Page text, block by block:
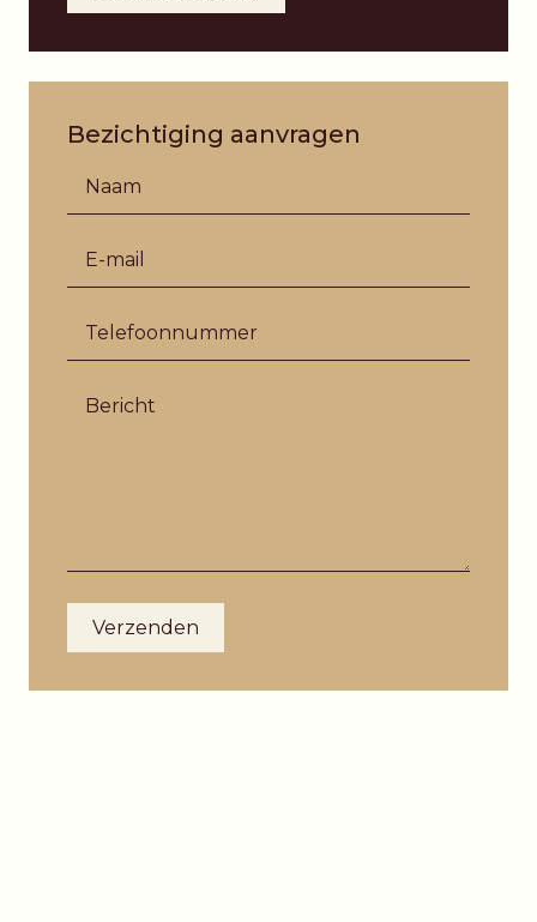
Bezichtiging aanvragen
Naam
E-mail *(verplicht)
Telefoonnummer
Bericht
Verzenden